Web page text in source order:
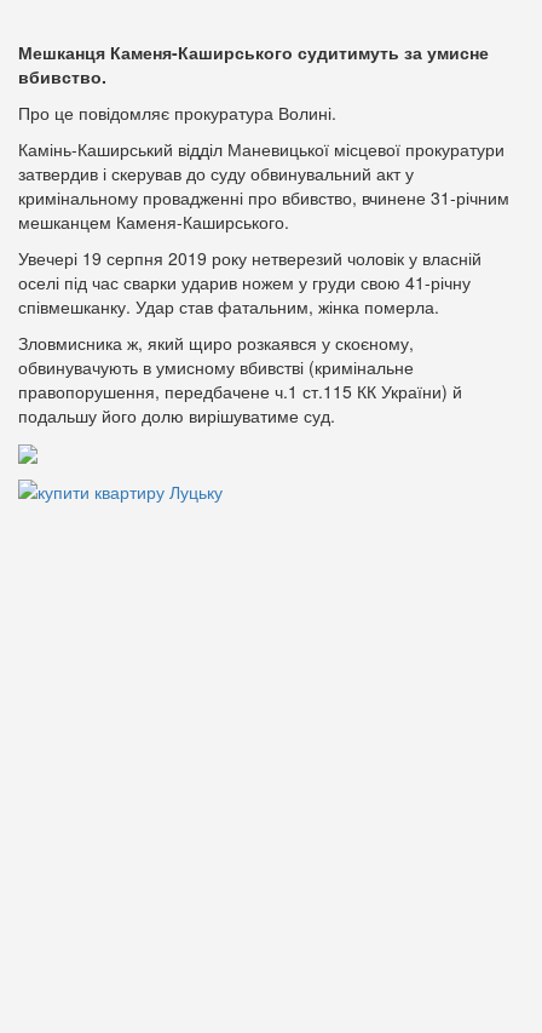
Мешканця Каменя-Каширського судитимуть за умисне
вбивство.
Про це повідомляє прокуратура Волині.
Камінь-Каширський відділ Маневицької місцевої прокуратури
затвердив і скерував до суду обвинувальний акт у
кримінальному провадженні про вбивство, вчинене 31-річним
мешканцем Каменя-Каширського.
Увечері 19 серпня 2019 року нетверезий чоловік у власній
оселі під час сварки ударив ножем у груди свою 41-річну
співмешканку. Удар став фатальним, жінка померла.
Зловмисника ж, який щиро розкаявся у скоєному,
обвинувачують в умисному вбивстві (кримінальне
правопорушення, передбачене ч.1 ст.115 КК України) й
подальшу його долю вирішуватиме суд.